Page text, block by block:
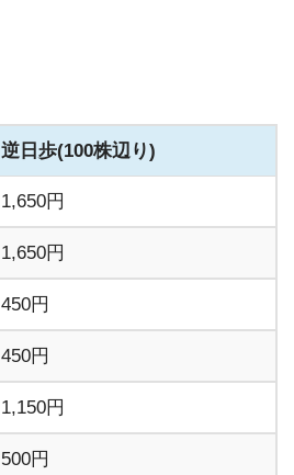
逆日歩(100株辺り)
1,650円
1,650円
450円
450円
1,150円
500円